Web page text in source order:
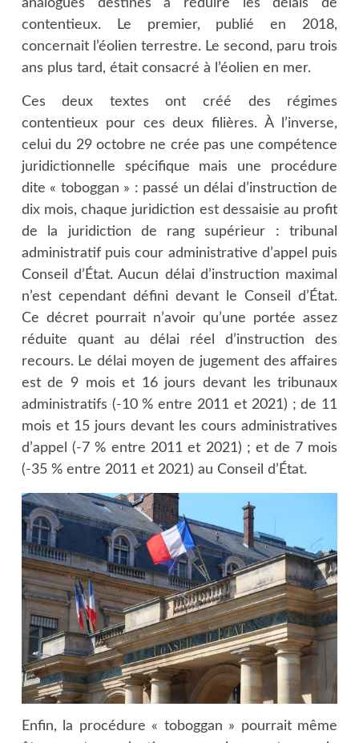
analogues destinés à réduire les délais de
contentieux. Le premier, publié en 2018,
concernait l’éolien terrestre. Le second, paru trois
ans plus tard, était consacré à l’éolien en mer.
Ces deux textes ont créé des régimes
contentieux pour ces deux filières. À l’inverse,
celui du 29 octobre ne crée pas une compétence
juridictionnelle spécifique mais une procédure
dite « toboggan » : passé un délai d’instruction de
dix mois, chaque juridiction est dessaisie au profit
de la juridiction de rang supérieur : tribunal
administratif puis cour administrative d’appel puis
Conseil d’État. Aucun délai d’instruction maximal
n’est cependant défini devant le Conseil d’État.
Ce décret pourrait n’avoir qu’une portée assez
réduite quant au délai réel d’instruction des
recours. Le délai moyen de jugement des affaires
est de 9 mois et 16 jours devant les tribunaux
administratifs (-10 % entre 2011 et 2021) ; de 11
mois et 15 jours devant les cours administratives
d’appel (-7 % entre 2011 et 2021) ; et de 7 mois
(-35 % entre 2011 et 2021) au Conseil d’État.
Enfin, la procédure « toboggan » pourrait même